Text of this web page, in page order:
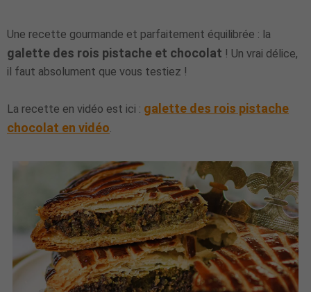
Une recette gourmande et parfaitement équilibrée : la
galette des rois pistache et chocolat ! Un vrai délice,
il faut absolument que vous testiez !
La recette en vidéo est ici : galette des rois pistache
chocolat en vidéo.